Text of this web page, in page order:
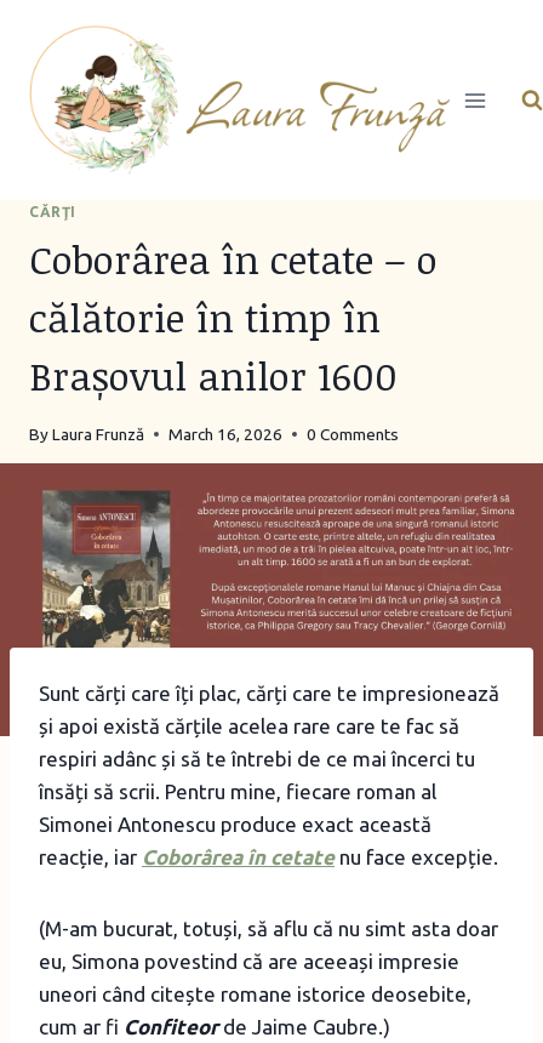
content
CĂRŢI
Coborârea în cetate – o
călătorie în timp în
Brașovul anilor 1600
ByLaura Frunză March 16, 2026 0 Comments
Sunt cărți care îți plac, cărți care te impresionează
și apoi există cărțile acelea rare care te fac să
respiri adânc și să te întrebi de ce mai încerci tu
însăți să scrii. Pentru mine, fiecare roman al
Simonei Antonescu produce exact această
reacție, iar Coborârea în cetatenu face excepție.
(M-am bucurat, totuși, să aflu că nu simt asta doar
eu, Simona povestind că are aceeași impresie
uneori când citește romane istorice deosebite,
cum ar fi Confiteorde Jaime Caubre.)